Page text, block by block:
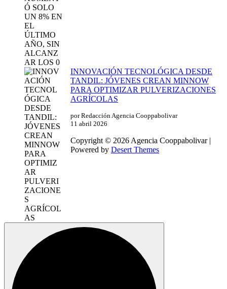
INNOVACIÓN TECNOLÓGICA DESDE
TANDIL: JÓVENES CREAN MINNOW
PARA OPTIMIZAR PULVERIZACIONES
AGRÍCOLAS
por Redacción Agencia Cooppabolivar
11 abril 2026
Copyright © 2026 Agencia Cooppabolivar |
Powered by Desert Themes